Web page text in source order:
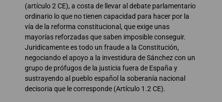
(artículo 2 CE), a costa de llevar al debate parlamentario
ordinario lo que no tienen capacidad para hacer por la
vía de la reforma constitucional, que exige unas
mayorías reforzadas que saben imposible conseguir.
Juridicamente es todo un fraude a la Constitución,
negociando el apoyo a la investidura de Sánchez con un
grupo de prófugos de la justicia fuera de España y
sustrayendo al pueblo español la soberanía nacional
decisoria que le corresponde (Artículo 1.2 CE).